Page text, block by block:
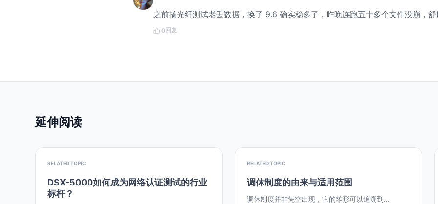
之前搞光纤测试老丢数据，换了 9.6 确实稳多了，昨晚连跑五十多个文件没崩，舒
0回复
延伸阅读
RELATED TOPIC
DSX-5000如何成为网络认证测试的行业
标杆？
RELATED TOPIC
调休制度的由来与适用范围
调休制度并非凭空出现，它的雏形可以追溯到...